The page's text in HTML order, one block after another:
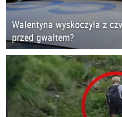
Walentyna wyskoczyła z
przed gwałtem?